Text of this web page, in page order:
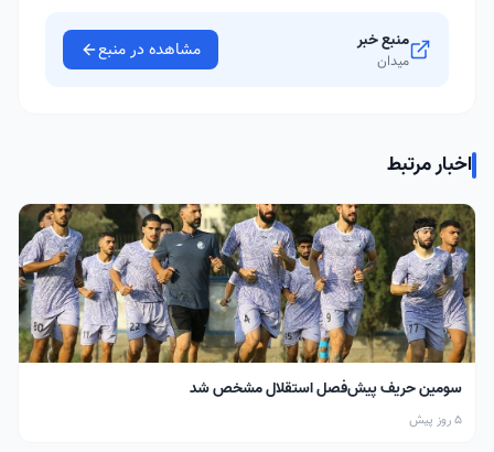
منبع خبر
میدان مشاهده در منبع
اخبار مرتبط
سومین حریف پیش‌فصل استقلال مشخص شد
5 روز پیش